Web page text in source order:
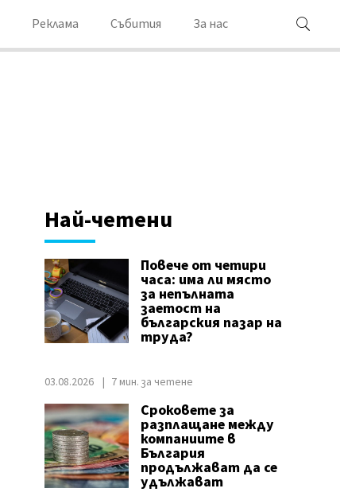
Реклама Събития За нас
Най-четени
Повече от четири
часа: има ли място
за непълната
заетост на
българския пазар на
труда?
03.08.2026 7 мин. за четене
Сроковете за
разплащане между
компаниите в
България
продължават да се
удължават